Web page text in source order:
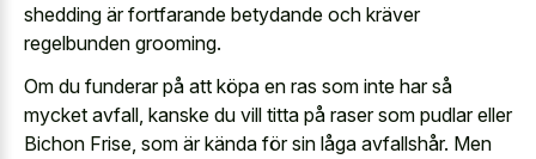
shedding är fortfarande betydande och kräver
regelbunden grooming.
Om du funderar på att köpa en ras som inte har så
mycket avfall, kanske du vill titta på raser som pudlar eller
Bichon Frise, som är kända för sin låga avfallshår. Men